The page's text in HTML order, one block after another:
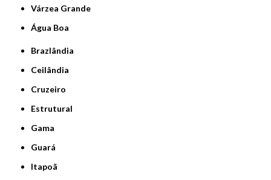
Várzea Grande
Água Boa
Brazlândia
Ceilândia
Cruzeiro
Estrutural
Gama
Guará
Itapoã